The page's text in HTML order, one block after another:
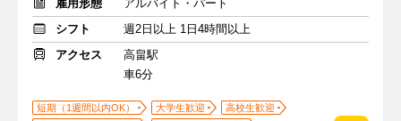
雇用形態
アルバイト・パート
シフト
週2日以上 1日4時間以上
アクセス
高畠駅
車6分
短期（1週間以内OK） 大学生歓迎
高校生歓迎